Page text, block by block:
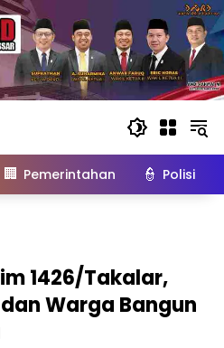
🏢 Pemerintahan 👮 Polisi
1426/Takalar,
Warga Bangun